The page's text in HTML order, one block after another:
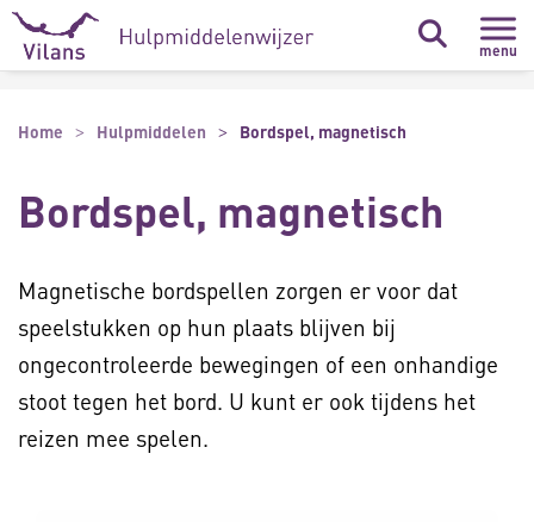
Naar hoofdinhoud
Naar footer
menu
Home Hulpmiddelen Bordspel, magnetisch
Bordspel, magnetisch
Magnetische bordspellen zorgen er voor dat
speelstukken op hun plaats blijven bij
ongecontroleerde bewegingen of een onhandige
stoot tegen het bord. U kunt er ook tijdens het
reizen mee spelen.